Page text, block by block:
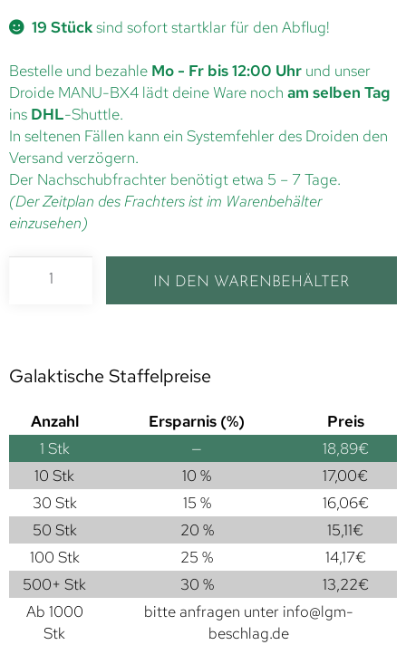
19 Stücksind sofort startklar für den Abflug!
Bestelle und bezahle Mo - Fr bis 12:00 Uhr und unser
Droide MANU-BX4 lädt deine Ware noch am selben Tag
ins DHL-Shuttle.
In seltenen Fällen kann ein Systemfehler des Droiden den
Versand verzögern.
Der Nachschubfrachter benötigt etwa 5 – 7 Tage.
(Der Zeitplan des Frachters ist im Warenbehälter
einzusehen)
IN DEN WARENBEHÄLTER
Galaktische Staffelpreise
Anzahl Ersparnis (%)
Preis
1 Stk — 18,89€
10 Stk
10 % 17,00€
30 Stk
15 % 16,06€
50 Stk
20 % 15,11€
100 Stk
25 % 14,17€
500+ Stk
30 % 13,22€
Ab 1000
Stk
bitte anfragen unter info@lgm-
beschlag.de